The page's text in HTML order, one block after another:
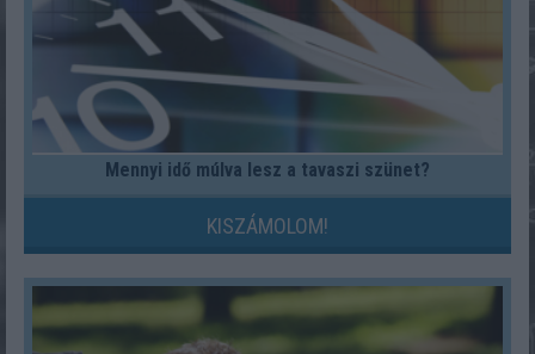
Mennyi idő múlva lesz a tavaszi szünet?
KISZÁMOLOM!